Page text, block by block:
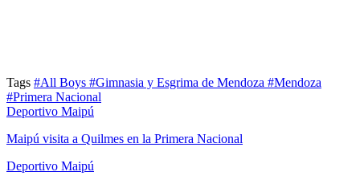
Tags #All Boys #Gimnasia y Esgrima de Mendoza #Mendoza
#Primera Nacional
Deportivo Maipú
Maipú visita a Quilmes en la Primera Nacional
Deportivo Maipú